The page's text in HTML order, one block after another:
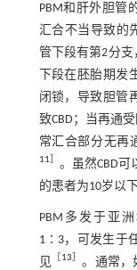
PBM和肝外胆管
汇合不当导致的
管下段有第2分
下段在胚胎期
闭锁，导致胆管
致CBD；当再通
常汇合部分无再
11］ 。虽然CBD
的患者为10岁以
PBM多发于亚
1∶3，可发生于
见 ［13］ 。通常，